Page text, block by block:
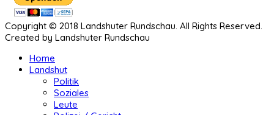
Copyright © 2018 Landshuter Rundschau. All Rights Reserved.
Created by Landshuter Rundschau
Home
Landshut
Politik
Soziales
Leute